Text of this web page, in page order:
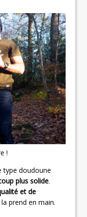
!
type doudoune
plus solide.
et de
prend en main.